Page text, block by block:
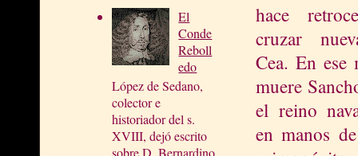
El
Conde
Reboll
edo
López de Sedano,
colector e
historiador del s.
XVIII, dejó escrito
sobre D. Bernardino
hace
cruzar
Cea. En ese
muere
el reino
en manos